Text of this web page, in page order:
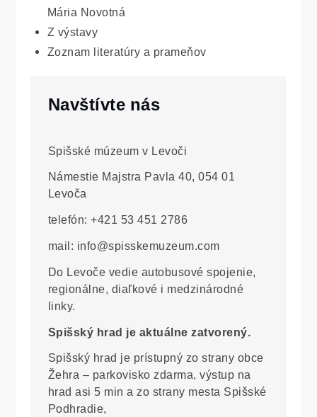
Mária Novotná
Z výstavy
Zoznam literatúry a prameňov
Navštívte nás
Spišské múzeum v Levoči
Námestie Majstra Pavla 40, 054 01
Levoča
telefón: +421 53 451 2786
mail: info@spisskemuzeum.com
Do Levoče vedie autobusové spojenie,
regionálne, diaľkové i medzinárodné
linky.
Spišský hrad je aktuálne zatvorený.
Spišský hrad je prístupný zo strany obce
Žehra – parkovisko zdarma, výstup na
hrad asi 5 min a zo strany mesta Spišské
Podhradie,